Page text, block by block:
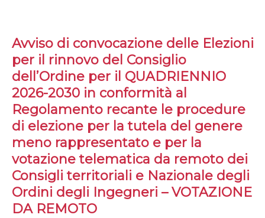
Avviso di convocazione delle Elezioni
per il rinnovo del Consiglio
dell’Ordine per il QUADRIENNIO
2026-2030 in conformità al
Regolamento recante le procedure
di elezione per la tutela del genere
meno rappresentato e per la
votazione telematica da remoto dei
Consigli territoriali e Nazionale degli
Ordini degli Ingegneri – VOTAZIONE
DA REMOTO